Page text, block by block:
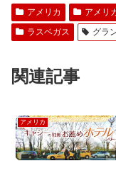
アメリカ アメリ
ラスベガス
グラ
関連記事
アメリカ